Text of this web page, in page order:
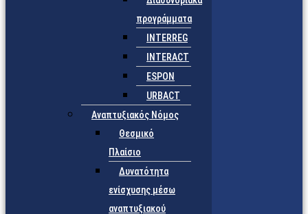
προγράμματα
INTERREG
INTERACT
ESPON
URBACT
Αναπτυξιακός Νόμος
Θεσμικό
Πλαίσιο
Δυνατότητα
ενίσχυσης μέσω
αναπτυξιακού